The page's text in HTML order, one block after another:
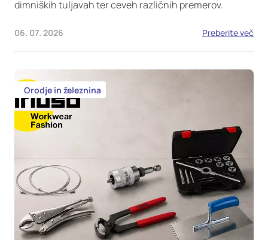
dimniških tuljavah ter ceveh različnih premerov.
06. 07. 2026 Preberite več
Orodje in železnina